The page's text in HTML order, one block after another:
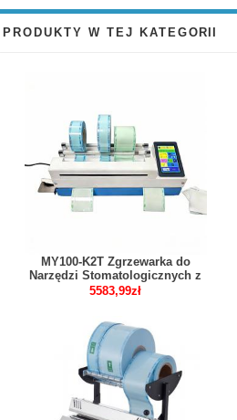
PRODUKTY W TEJ KATEGORII
MY100-K2T Zgrzewarka do
Narzędzi Stomatologicznych z
Funkcją Cięcia i Drukarką
5583,99zł